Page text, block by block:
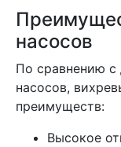
насосов
По сравнению с
насосов,
преимуществ:
Высокое